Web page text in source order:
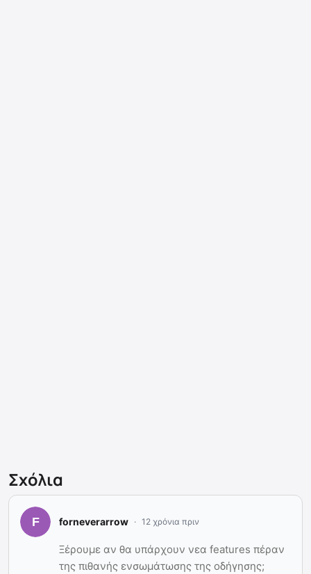
Σχόλια
forneverarrow 12 χρόνια πριν
Ξέρουμε αν θα υπάρχουν νεα features πέραν
της πιθανής ενσωμάτωσης της οδήγησης;